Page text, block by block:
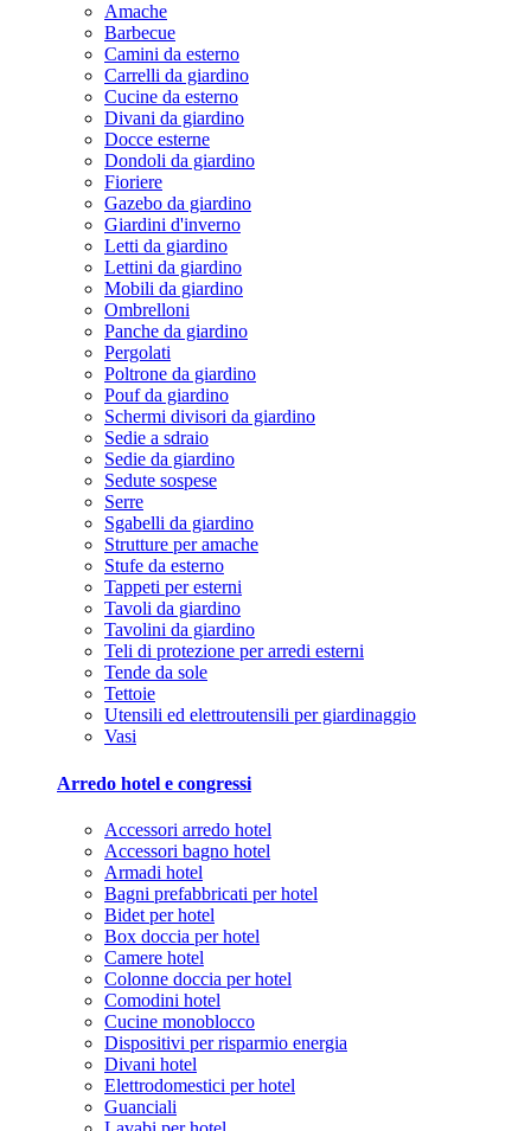
Amache
Barbecue
Camini da esterno
Carrelli da giardino
Cucine da esterno
Divani da giardino
Docce esterne
Dondoli da giardino
Fioriere
Gazebo da giardino
Giardini d'inverno
Letti da giardino
Lettini da giardino
Mobili da giardino
Ombrelloni
Panche da giardino
Pergolati
Poltrone da giardino
Pouf da giardino
Schermi divisori da giardino
Sedie a sdraio
Sedie da giardino
Sedute sospese
Serre
Sgabelli da giardino
Strutture per amache
Stufe da esterno
Tappeti per esterni
Tavoli da giardino
Tavolini da giardino
Teli di protezione per arredi esterni
Tende da sole
Tettoie
Utensili ed elettroutensili per giardinaggio
Vasi
Arredo hotel e congressi
Accessori arredo hotel
Accessori bagno hotel
Armadi hotel
Bagni prefabbricati per hotel
Bidet per hotel
Box doccia per hotel
Camere hotel
Colonne doccia per hotel
Comodini hotel
Cucine monoblocco
Dispositivi per risparmio energia
Divani hotel
Elettrodomestici per hotel
Guanciali